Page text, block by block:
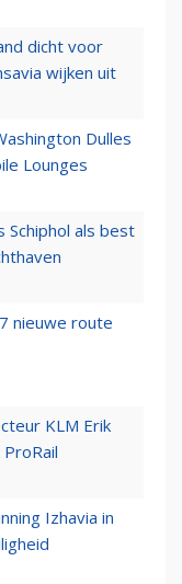
dicht voor
wijken uit
Dulles
Lounges
als best
nieuwe route
KLM Erik
Izhavia in